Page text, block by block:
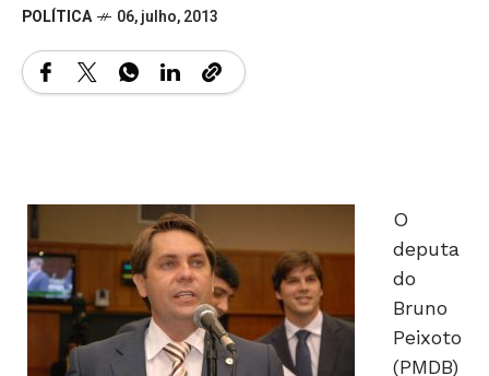
POLÍTICA 06, julho, 2013
deputa
do
Bruno
Peixoto
(PMDB)
afirmou